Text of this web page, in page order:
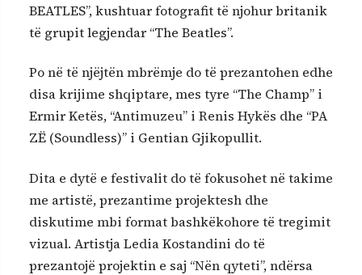
BEATLES”, kushtuar fotografit të njohur britanik
të grupit legjendar “The Beatles”.
Po në të njëjtën mbrëmje do të prezantohen edhe
disa krijime shqiptare, mes tyre “The Champ” i
Ermir Ketës, “Antimuzeu” i Renis Hykës dhe “PA
ZË (Soundless)” i Gentian Gjikopullit.
Dita e dytë e festivalit do të fokusohet në takime
me artistë, prezantime projektesh dhe
diskutime mbi format bashkëkohore të tregimit
vizual. Artistja Ledia Kostandini do të
prezantojë projektin e saj “Nën qyteti”, ndërsa